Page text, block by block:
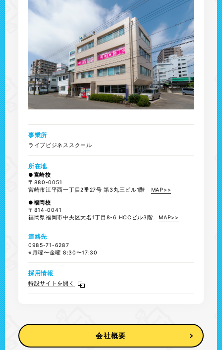
事業所
ライブビジネススクール
所在地
●宮崎校
〒880-0051
宮崎市江平西一丁目2番27号 第3丸三ビル1階 MAP>>
●福岡校
〒814-0041
福岡県福岡市中央区大名1丁目8-6 HCCビル3階 MAP>>
連絡先
0985-71-6287
※月曜〜金曜 8:30〜17:30
採用情報
特設サイトを開く
会社概要